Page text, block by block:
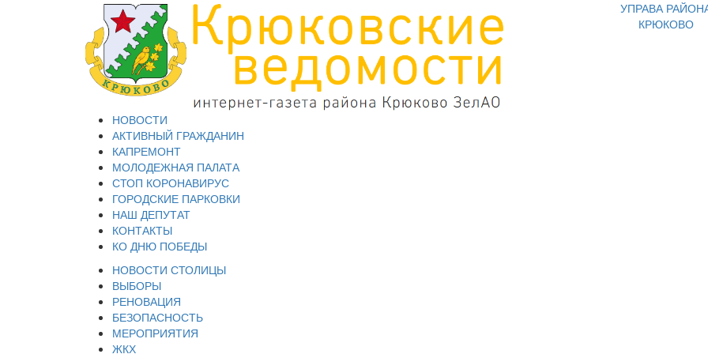
УПРАВА
КРЮКОВО
НОВОСТИ
АКТИВНЫЙ ГРАЖДАНИН
КАПРЕМОНТ
МОЛОДЕЖНАЯ ПАЛАТА
СТОП КОРОНАВИРУС
ГОРОДСКИЕ ПАРКОВКИ
НАШ ДЕПУТАТ
КОНТАКТЫ
КО ДНЮ ПОБЕДЫ
НОВОСТИ СТОЛИЦЫ
ВЫБОРЫ
РЕНОВАЦИЯ
БЕЗОПАСНОСТЬ
МЕРОПРИЯТИЯ
ЖКХ